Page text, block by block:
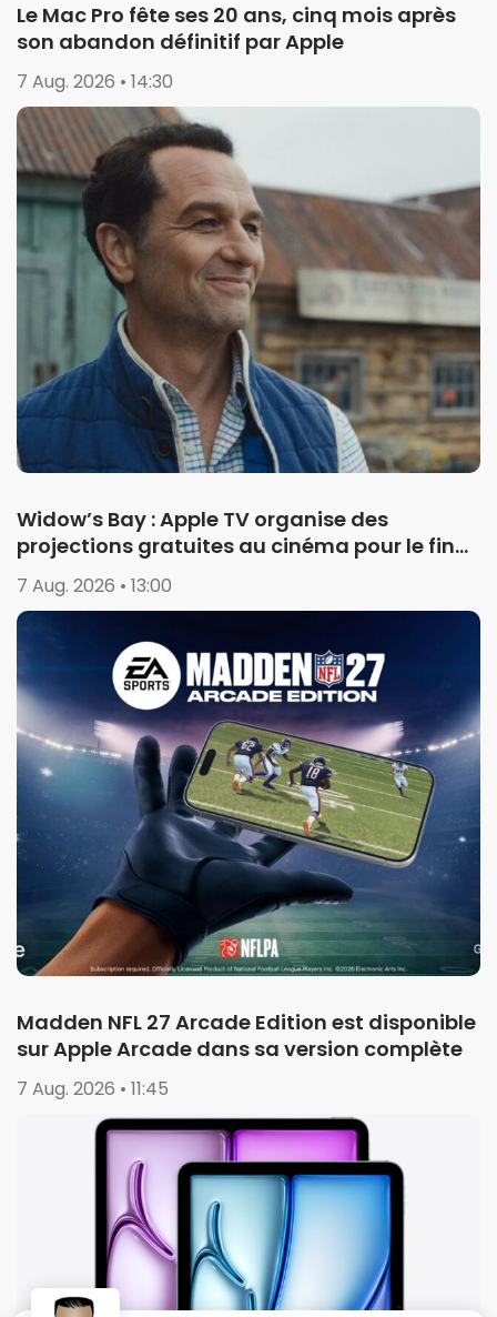
Le Mac Pro fête ses 20 ans, cinq mois après
son abandon définitif par Apple
7 Aug. 2026 • 14:30
Widow’s Bay : Apple TV organise des
projections gratuites au cinéma pour le final
de la saison 1
7 Aug. 2026 • 13:00
Madden NFL 27 Arcade Edition est disponible
sur Apple Arcade dans sa version complète
7 Aug. 2026 • 11:45